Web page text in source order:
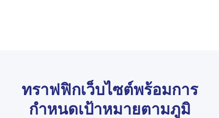
ทราฟฟิกเว็บไซต์พร้อมการ
กำหนดเป้าหมายตามภูมิ